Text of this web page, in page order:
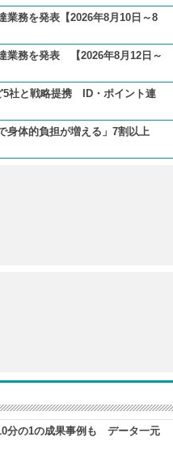
業務を発表【2026年8月10日～8
業務を発表 【2026年8月12日～
5社と戦略提携 ID・ポイント連
身体的負担が増える」7割以上
分の1の成果事例も データ一元